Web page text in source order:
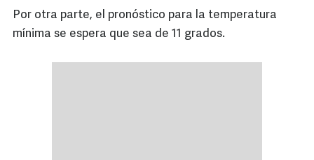
Por otra parte, el pronóstico para la temperatura
mínima se espera que sea de 11 grados.